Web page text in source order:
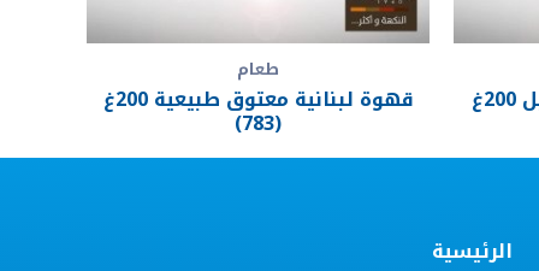
قهوة لبنانية معتوق بالهيل 200غ
طعام
قهوة لبنانية معتوق طبيعية 200غ
(783)
الرئيسية